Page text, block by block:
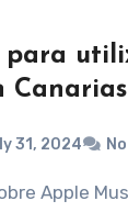
para
Canarias
31, 2024